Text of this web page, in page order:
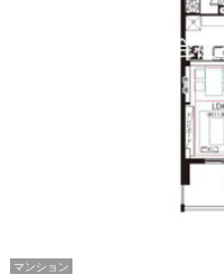
マンション